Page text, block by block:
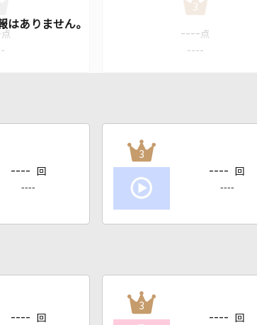
点
3
---- 点
----
---- 回
----
3
---- 回
----
---- 回
3
---- 回